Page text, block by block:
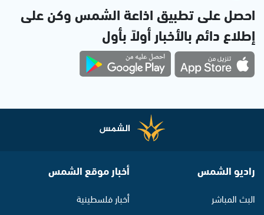
احصل على تطبيق اذاعة الشمس وكن على
إطلاع دائم بالأخبار أولاً بأول
راديو الشمس
البث المباشر
أخبار موقع الشمس
أخبار فلسطينية